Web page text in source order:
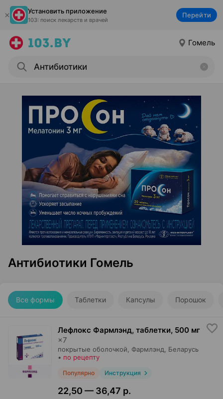
Установить приложение
103: поиск лекарств и врачей
Перейти
Гомель
Антибиотики Гомель
Все формы Таблетки Капсулы Порошок
Лефлокс Фармлэнд, таблетки, 500 мг
×7
покрытые оболочкой, Фармлэнд , Беларусь
• по рецепту
Популярно Инструкция
22,50 — 36,47 р.